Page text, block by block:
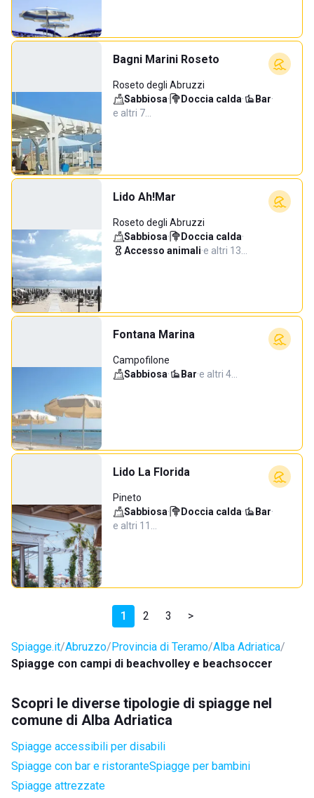
Bagni Marini Roseto
Roseto degli Abruzzi
Sabbiosa· Doccia calda· Bar·
e altri 7…
Lido Ah!Mar
Roseto degli Abruzzi
Sabbiosa· Doccia calda·
Accesso animali·e altri 13…
Fontana Marina
Campofilone
Sabbiosa· Bar·e altri 4…
Lido La Florida
Pineto
Sabbiosa· Doccia calda· Bar·
e altri 11…
1 2 3 >
Spiagge.it Abruzzo Provincia di Teramo Alba Adriatica
Spiagge con campi di beachvolley e beachsoccer
Scopri le diverse tipologie di spiagge nel
comune di Alba Adriatica
Spiagge accessibili per disabili
Spiagge con bar e ristoranteSpiagge per bambini
Spiagge attrezzate